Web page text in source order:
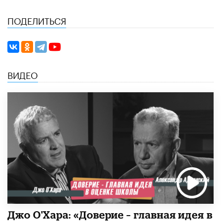
ПОДЕЛИТЬСЯ
ВИДЕО
Джо О'Хара: «Доверие – главная идея в